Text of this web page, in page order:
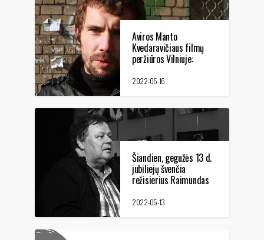
Aviros Manto
Kvedaravičiaus filmų
peržiūros Vilniuje:
2022-05-16
Šiandien, gegužės 13 d.
jubiliejų švenčia
režisierius Raimundas
2022-05-13